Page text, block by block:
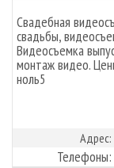
Свадебная
свадьбы,
Видеосъемка
монтаж видео.
ноль5
Адрес:
Телефоны: